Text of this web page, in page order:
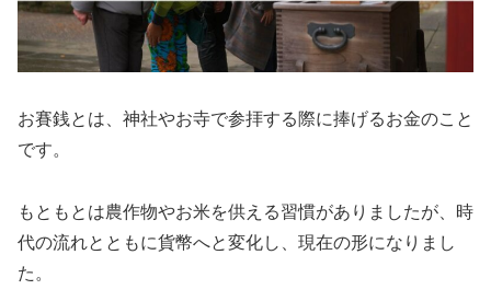
お賽銭とは、神社やお寺で参拝する際に捧げるお金のこと
です。
もともとは農作物やお米を供える習慣がありましたが、時
代の流れとともに貨幣へと変化し、現在の形になりまし
た。